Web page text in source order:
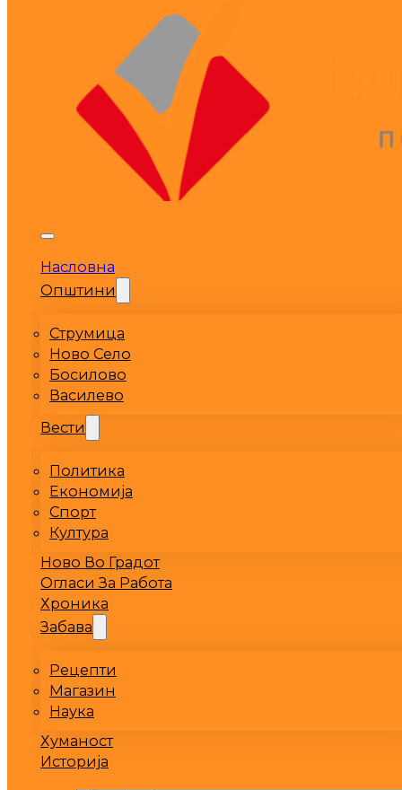
Насловна
Општини
Струмица
Ново Село
Босилово
Василево
Вести
Политика
Економија
Спорт
Култура
Ново Во Градот
Огласи За Работа
Хроника
Забава
Рецепти
Магазин
Наука
Хуманост
Историја